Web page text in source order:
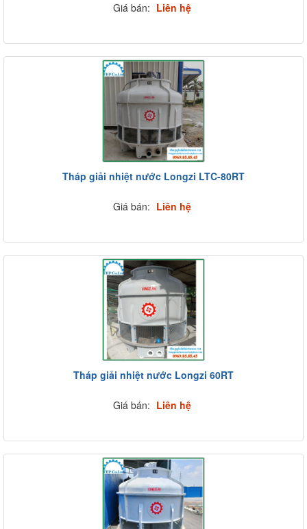
Giá bán: Liên hệ
Tháp giải nhiệt nước Longzi LTC-80RT
Giá bán: Liên hệ
Tháp giải nhiệt nước Longzi 60RT
Giá bán: Liên hệ